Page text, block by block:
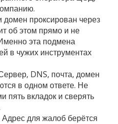
домен проксирован через
об этом прямо и не
эта подмена
в чужих инструментах
DNS, почта, домен
в одном ответе. Не
пять вкладок и сверять
Адрес для жалоб берётся